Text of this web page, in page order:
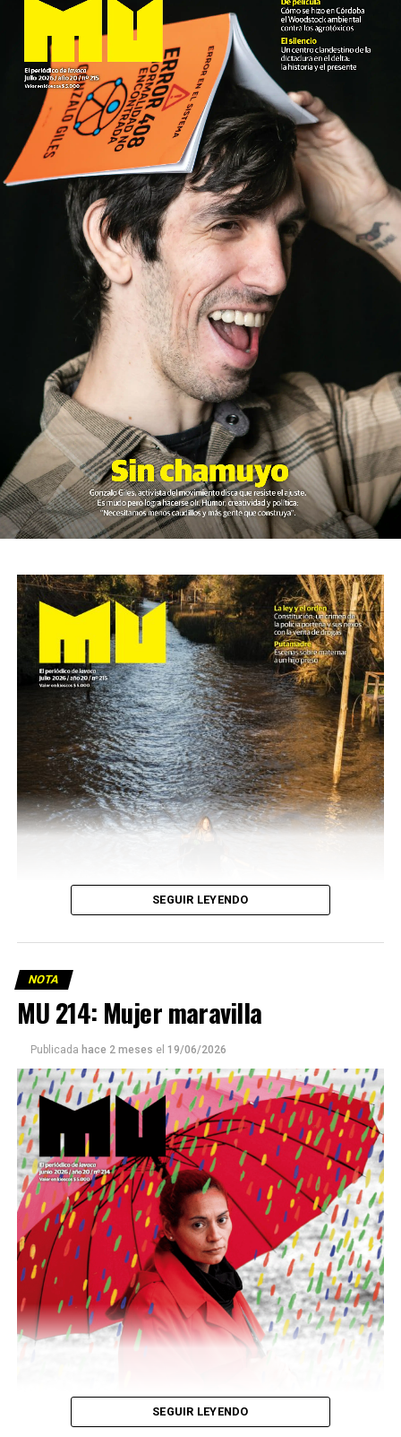
Este número 215 de MU ☝️viene con doble tapa, que
podría ser una frase:
Sin chamuyo, a remarla.
Descargar la Mu en PDF
SEGUIR LEYENDO
NOTA
MU 214: Mujer maravilla
Publicada hace 2 meses el 19/06/2026
SEGUIR LEYENDO